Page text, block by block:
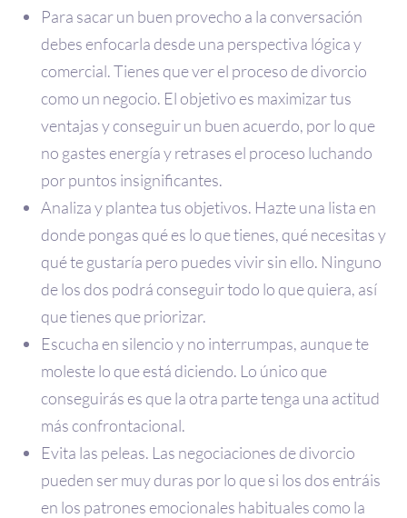
Para sacar un buen provecho a la conversación
debes enfocarla desde una perspectiva lógica y
comercial. Tienes que ver el proceso de divorcio
como un negocio. El objetivo es maximizar tus
ventajas y conseguir un buen acuerdo, por lo que
no gastes energía y retrases el proceso luchando
por puntos insignificantes.
Analiza y plantea tus objetivos. Hazte una lista en
donde pongas qué es lo que tienes, qué necesitas y
qué te gustaría pero puedes vivir sin ello. Ninguno
de los dos podrá conseguir todo lo que quiera, así
que tienes que priorizar.
Escucha en silencio y no interrumpas, aunque te
moleste lo que está diciendo. Lo único que
conseguirás es que la otra parte tenga una actitud
más confrontacional.
Evita las peleas. Las negociaciones de divorcio
pueden ser muy duras por lo que si los dos entráis
en los patrones emocionales habituales como la